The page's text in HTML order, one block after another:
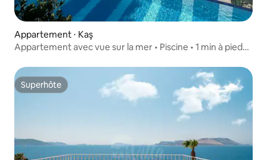
Appartement ⋅ Kaş
Appartement avec vue sur la mer • Piscine • 1 min à pied
Superhôte
Superhôte